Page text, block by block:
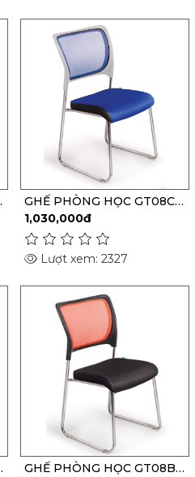
GHẾ PHÒNG HỌC GT08C-
S
1,030,000đ
Lượt xem: 2327
GHẾ PHÒNG HỌC GT08B-